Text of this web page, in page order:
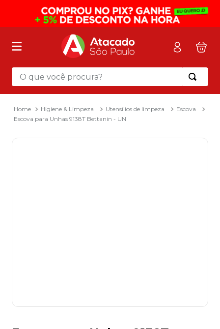
O que você procura?
Higiene & Limpeza Utensílios de limpeza
Escova
Escova para Unhas 9138T Bettanin - UN
Termos mais buscados
mochila
2º sacola
3º papel toalha